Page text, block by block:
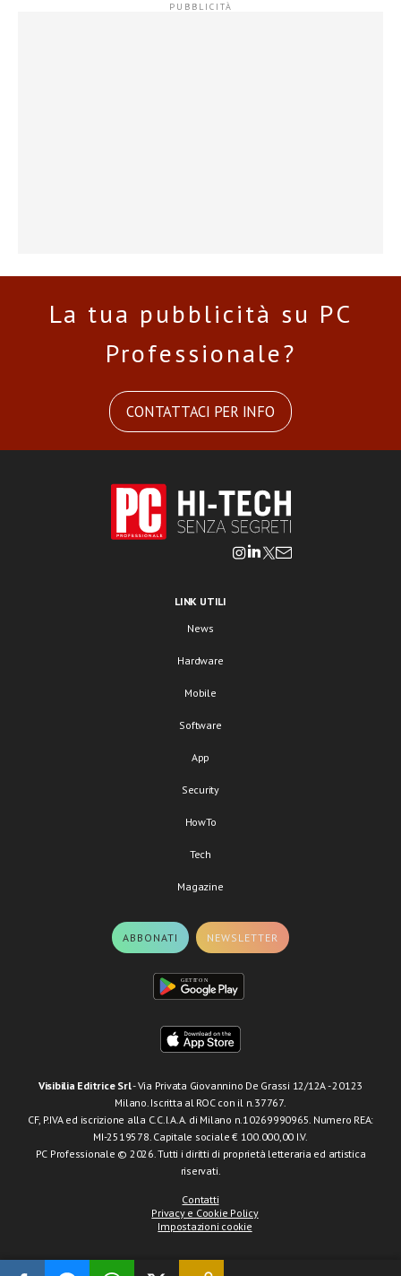
La tua pubblicità su PC
Professionale?
CONTATTACI PER INFO
LINK UTILI
News
Hardware
Mobile
Software
App
Security
HowTo
Tech
Magazine
ABBONATI NEWSLETTER
Visibilia Editrice Srl- Via Privata Giovannino De Grassi 12/12A - 20123
Milano. Iscritta al ROC con il n.37767.
CF, P.IVA ed iscrizione alla C.C.I.A.A. di Milano n.10269990965. Numero REA:
MI-2519578. Capitale sociale € 100.000,00 I.V.
PC Professionale © 2026. Tutti i diritti di proprietà letteraria ed artistica
riservati.
Contatti
Privacy e Cookie Policy
Impostazioni cookie